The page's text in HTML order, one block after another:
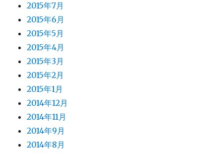
2015年7月
2015年6月
2015年5月
2015年4月
2015年3月
2015年2月
2015年1月
2014年12月
2014年11月
2014年9月
2014年8月